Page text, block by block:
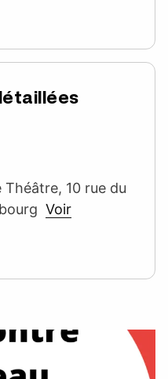
Théâtre, 10 rue du
Voir